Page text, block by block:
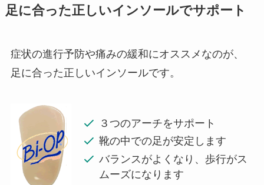
足に合った正しいインソールでサポート
症状の進行予防や痛みの緩和にオススメなのが、
足に合った正しいインソールです。
３つのアーチをサポート
靴の中での足が安定します
バランスがよくなり、歩行がス
ムーズになります